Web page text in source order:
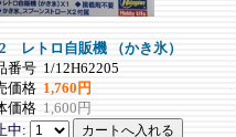
レトロ自販機 （かき氷）
番号 1/12H62205
価格 1,760円
価格 1,600円
中: